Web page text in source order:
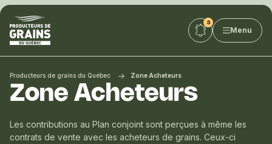
Producteurs
de
grains
du
Québec
:
PGQ
Menu
Producteurs de grains du Québec Zone Acheteurs
Zone Acheteurs
Les contributions au Plan conjoint sont perçues à même les
contrats de vente avec les acheteurs de grains. Ceux-ci